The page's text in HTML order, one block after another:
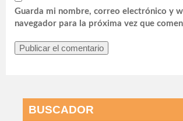
Guarda mi nombre, correo electrónico y
navegador para la próxima vez que
BUSCADOR